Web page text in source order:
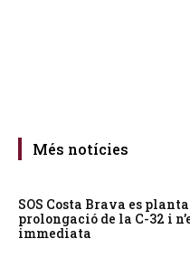
Més notícies
SOS Costa Brava es
prolongació de la C-32 i
immediata